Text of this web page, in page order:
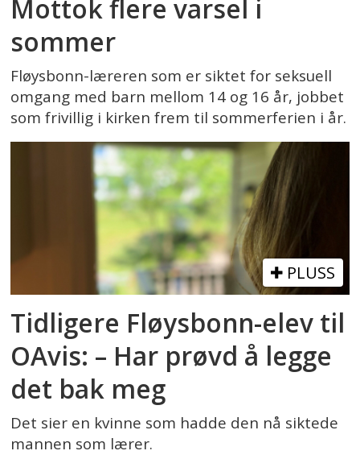
Mottok flere varsel i
sommer
Fløysbonn-læreren som er siktet for seksuell
omgang med barn mellom 14 og 16 år, jobbet
som frivillig i kirken frem til sommerferien i år.
PLUSS
Tidligere Fløysbonn-elev til
OAvis: – Har prøvd å legge
det bak meg
Det sier en kvinne som hadde den nå siktede
mannen som lærer.